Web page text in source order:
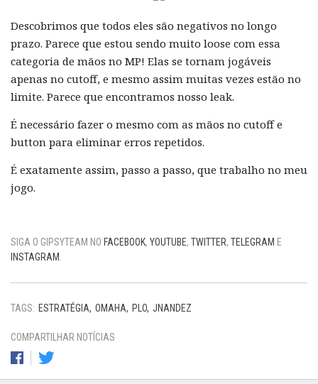
Descobrimos que todos eles são negativos no longo
prazo. Parece que estou sendo muito loose com essa
categoria de mãos no MP! Elas se tornam jogáveis
apenas no cutoff, e mesmo assim muitas vezes estão no
limite. Parece que encontramos nosso leak.
É necessário fazer o mesmo com as mãos no cutoff e
button para eliminar erros repetidos.
É exatamente assim, passo a passo, que trabalho no meu
jogo.
SIGA O GIPSYTEAM NO FACEBOOK, YOUTUBE, TWITTER, TELEGRAM E
INSTAGRAM
TAGS: ESTRATÉGIA OMAHA PLO JNANDEZ
COMPARTILHAR NOTÍCIAS